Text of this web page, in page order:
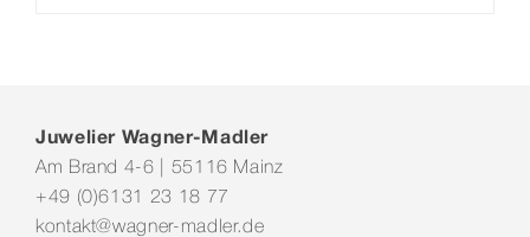
Juwelier Wagner-Madler
Am Brand 4-6 | 55116 Mainz
+49 (0)6131 23 18 77
kontakt@wagner-madler.de